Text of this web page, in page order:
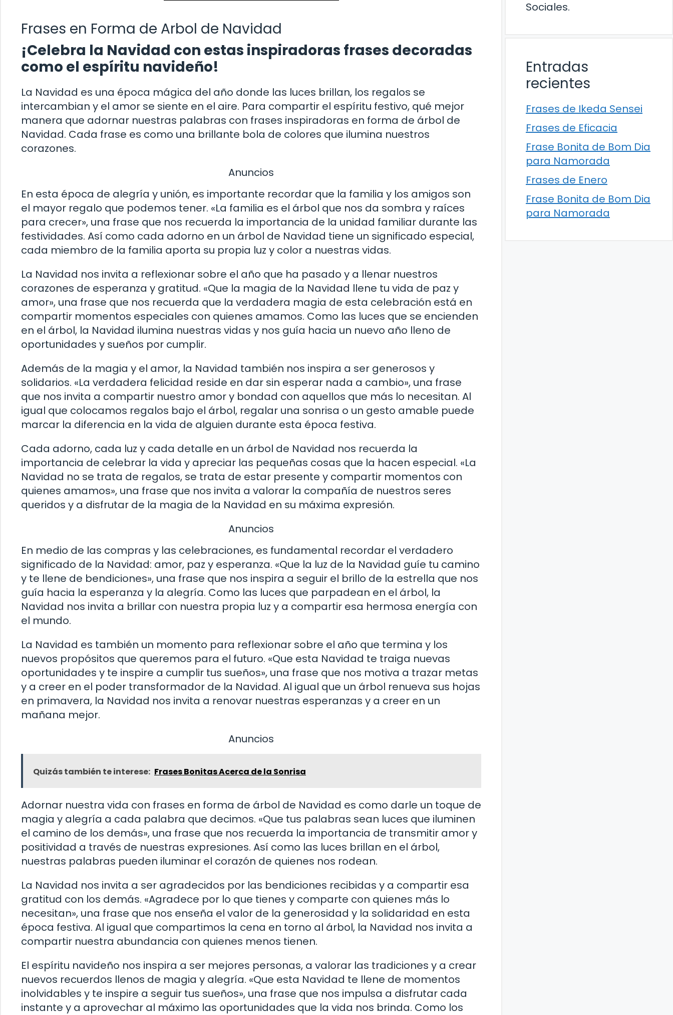
Frases en Forma de Arbol de Navidad
¡Celebra la Navidad con estas inspiradoras frases decoradas
como el espíritu navideño!
La Navidad es una época mágica del año donde las luces brillan, los regalos se
intercambian y el amor se siente en el aire. Para compartir el espíritu festivo, qué mejor
manera que adornar nuestras palabras con frases inspiradoras en forma de árbol de
Navidad. Cada frase es como una brillante bola de colores que ilumina nuestros
corazones.
Anuncios
En esta época de alegría y unión, es importante recordar que la familia y los amigos son
el mayor regalo que podemos tener. «La familia es el árbol que nos da sombra y raíces
para crecer», una frase que nos recuerda la importancia de la unidad familiar durante las
festividades. Así como cada adorno en un árbol de Navidad tiene un significado especial,
cada miembro de la familia aporta su propia luz y color a nuestras vidas.
La Navidad nos invita a reflexionar sobre el año que ha pasado y a llenar nuestros
corazones de esperanza y gratitud. «Que la magia de la Navidad llene tu vida de paz y
amor», una frase que nos recuerda que la verdadera magia de esta celebración está en
compartir momentos especiales con quienes amamos. Como las luces que se encienden
en el árbol, la Navidad ilumina nuestras vidas y nos guía hacia un nuevo año lleno de
oportunidades y sueños por cumplir.
Además de la magia y el amor, la Navidad también nos inspira a ser generosos y
solidarios. «La verdadera felicidad reside en dar sin esperar nada a cambio», una frase
que nos invita a compartir nuestro amor y bondad con aquellos que más lo necesitan. Al
igual que colocamos regalos bajo el árbol, regalar una sonrisa o un gesto amable puede
marcar la diferencia en la vida de alguien durante esta época festiva.
Cada adorno, cada luz y cada detalle en un árbol de Navidad nos recuerda la
importancia de celebrar la vida y apreciar las pequeñas cosas que la hacen especial. «La
Navidad no se trata de regalos, se trata de estar presente y compartir momentos con
quienes amamos», una frase que nos invita a valorar la compañía de nuestros seres
queridos y a disfrutar de la magia de la Navidad en su máxima expresión.
Anuncios
En medio de las compras y las celebraciones, es fundamental recordar el verdadero
significado de la Navidad: amor, paz y esperanza. «Que la luz de la Navidad guíe tu camino
y te llene de bendiciones», una frase que nos inspira a seguir el brillo de la estrella que nos
guía hacia la esperanza y la alegría. Como las luces que parpadean en el árbol, la
Navidad nos invita a brillar con nuestra propia luz y a compartir esa hermosa energía con
el mundo.
La Navidad es también un momento para reflexionar sobre el año que termina y los
nuevos propósitos que queremos para el futuro. «Que esta Navidad te traiga nuevas
oportunidades y te inspire a cumplir tus sueños», una frase que nos motiva a trazar metas
y a creer en el poder transformador de la Navidad. Al igual que un árbol renueva sus hojas
en primavera, la Navidad nos invita a renovar nuestras esperanzas y a creer en un
mañana mejor.
Anuncios
Quizás también te interese: Frases Bonitas Acerca de la Sonrisa
Adornar nuestra vida con frases en forma de árbol de Navidad es como darle un toque de
magia y alegría a cada palabra que decimos. «Que tus palabras sean luces que iluminen
el camino de los demás», una frase que nos recuerda la importancia de transmitir amor y
positividad a través de nuestras expresiones. Así como las luces brillan en el árbol,
nuestras palabras pueden iluminar el corazón de quienes nos rodean.
La Navidad nos invita a ser agradecidos por las bendiciones recibidas y a compartir esa
gratitud con los demás. «Agradece por lo que tienes y comparte con quienes más lo
necesitan», una frase que nos enseña el valor de la generosidad y la solidaridad en esta
época festiva. Al igual que compartimos la cena en torno al árbol, la Navidad nos invita a
compartir nuestra abundancia con quienes menos tienen.
El espíritu navideño nos inspira a ser mejores personas, a valorar las tradiciones y a crear
nuevos recuerdos llenos de magia y alegría. «Que esta Navidad te llene de momentos
inolvidables y te inspire a seguir tus sueños», una frase que nos impulsa a disfrutar cada
instante y a aprovechar al máximo las oportunidades que la vida nos brinda. Como los
Sociales.
Entradas
recientes
Frases de Ikeda Sensei
Frases de Eficacia
Frase Bonita de Bom Dia
para Namorada
Frases de Enero
Frase Bonita de Bom Dia
para Namorada